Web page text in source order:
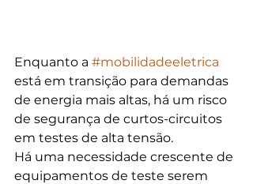
Enquanto a #mobilidadeeletrica
está em transição para demandas
de energia mais altas, há um risco
de segurança de curtos-circuitos
em testes de alta tensão.
Há uma necessidade crescente de
equipamentos de teste serem